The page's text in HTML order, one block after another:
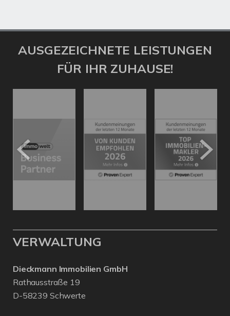
AUSGEZEICHNETE LEISTUNGEN
FÜR IHR ZUHAUSE!
VERWALTUNG
Dieckmann Immobilien GmbH
Rathausstraße 19
D-58239 Schwerte